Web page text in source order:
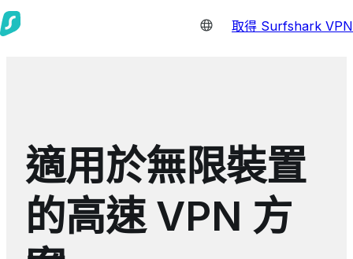
取得 Surfshark VPN
適用於無限裝置
的高速 VPN 方